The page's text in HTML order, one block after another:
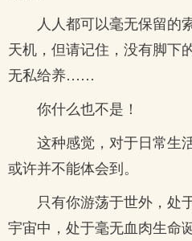
人人都可以毫无保留的
天机，但请记住，没有脚下
无私给养……
你什么也不是！
这种感觉，对于日常生
或许并不能体会到。
只有你游荡于世外，处
宇宙中，处于毫无血肉生命